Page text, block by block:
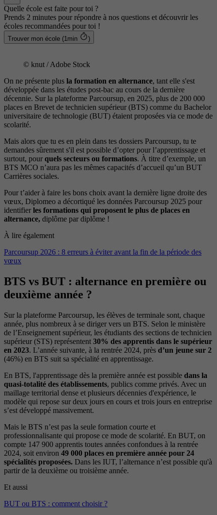
Quelle école est faite pour toi ?
Prends 2 minutes pour répondre à nos questions et découvrir les
écoles recommandées pour toi !
Trouver mon école (1min )
© knut / Adobe Stock
On ne présente plus la formation en alternance, tant elle s'est
développée dans les études post-bac au cours de la dernière
décennie. Sur la plateforme Parcoursup, en 2025, plus de 200 000
places en Brevet de technicien supérieur (BTS) comme du Bachelor
universitaire de technologie (BUT) étaient proposées via ce mode de
scolarité.
Mais alors que tu es en plein dans tes dossiers Parcoursup, tu te
demandes sûrement s'il est possible d’opter pour l’apprentissage et
surtout, pour quels secteurs ou formations. À titre d’exemple, un
BTS MCO n’aura pas les mêmes capacités d’accueil qu’un BUT
Carrières sociales.
Pour t’aider à faire les bons choix avant la dernière ligne droite des
vœux, Diplomeo a décortiqué les données Parcoursup 2025 pour
identifier les formations qui proposent le plus de places en
alternance, diplôme par diplôme !
À lire également
Parcoursup 2026 : 8 erreurs à éviter avant la fin de la période des
vœux
BTS vs BUT : alternance en première ou
deuxième année ?
Sur la plateforme Parcoursup, les élèves de terminale sont, chaque
année, plus nombreux à se diriger vers un BTS. Selon le ministère
de l’Enseignement supérieur, les étudiants des sections de technicien
supérieur (STS) représentent 30% des apprentis dans le supérieur
en 2023. L’année suivante, à la rentrée 2024, près d’un jeune sur 2
(46%) en BTS suit sa spécialité en apprentissage.
En BTS, l'apprentissage dès la première année est possible dans la
quasi-totalité des établissements, publics comme privés. Avec un
maillage territorial dense et plusieurs décennies d'expérience, le
modèle qui repose sur deux jours en cours et trois jours en entreprise
s’est développé massivement.
Mais le BTS n’est pas la seule formation courte et
professionnalisante qui propose ce mode de scolarité. En BUT, on
compte 147 900 apprentis toutes années confondues à la rentrée
2024, soit environ 49 000 places en première année pour 24
spécialités proposées. Dans les IUT, l’alternance n’est possible qu'à
partir de la deuxième ou troisième année.
Et aussi
BUT ou BTS : comment choisir ?